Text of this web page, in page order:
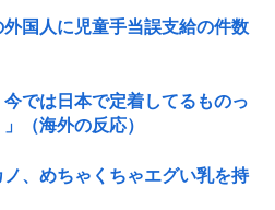
国人に児童手当誤支給の件数
では日本で定着してるものっ
（海外の反応）
ノ、めちゃくちゃエグい乳を持